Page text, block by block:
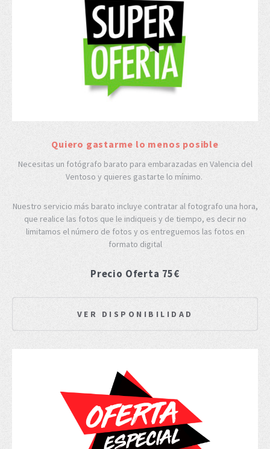
Quiero gastarme lo menos posible
Necesitas un fotógrafo barato para embarazadas en Valencia del
Ventoso y quieres gastarte lo mínimo.
Nuestro servicio más barato incluye contratar al fotografo una hora,
que realice las fotos que le indiqueis y de tiempo, es decir no
limitamos el número de fotos y os entreguemos las fotos en
formato digital
Precio Oferta 75€
VER DISPONIBILIDAD